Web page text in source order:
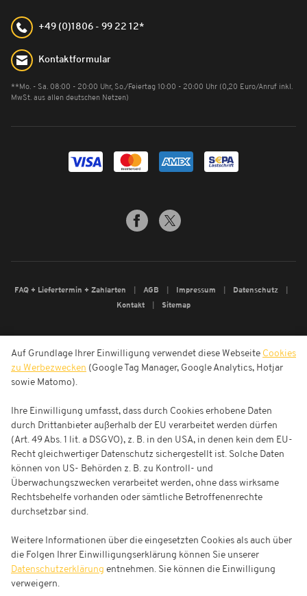
+49 (0)1806 - 99 22 12*
Kontaktformular
**Mo. - Sa. 08:00 - 20:00 Uhr, So./Feiertag 10:00 - 20:00 Uhr (0,20 Euro/Anruf inkl.
MwSt. aus allen deutschen Netzen)
FAQ + Liefertermin + Zahlarten AGB Impressum
Datenschutz
Kontakt
Sitemap
Auf Grundlage Ihrer Einwilligung verwendet diese Webseite Cookies
zu Werbezwecken (Google Tag Manager, Google Analytics, Hotjar
sowie Matomo).
Ihre Einwilligung umfasst, dass durch Cookies erhobene Daten
durch Drittanbieter außerhalb der EU verarbeitet werden dürfen
(Art. 49 Abs. 1 lit. a DSGVO), z. B. in den USA, in denen kein dem EU-
Recht gleichwertiger Datenschutz sichergestellt ist. Solche Daten
können von US- Behörden z. B. zu Kontroll- und
Überwachungszwecken verarbeitet werden, ohne dass wirksame
Rechtsbehelfe vorhanden oder sämtliche Betroffenenrechte
durchsetzbar sind.
Weitere Informationen über die eingesetzten Cookies als auch über
die Folgen Ihrer Einwilligungserklärung können Sie unserer
Datenschutzerklärung entnehmen. Sie können die Einwilligung
verweigern.